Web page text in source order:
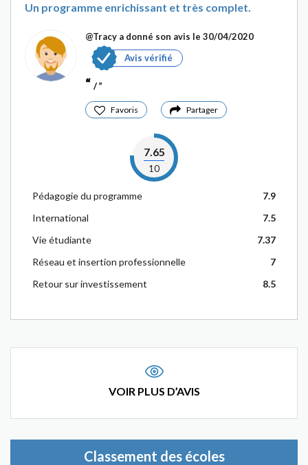
Un programme enrichissant et très complet.
@Tracy a donné son avis le 30/04/2020
Avis vérifié
/
Favoris Partager
7.65
10
Pédagogie du programme
7.9
International
7.5
Vie étudiante
7.37
Réseau et insertion professionnelle
7
Retour sur investissement
8.5
VOIR PLUS D’AVIS
Classement des écoles